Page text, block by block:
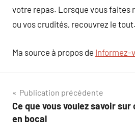
votre repas. Lorsque vous faites
ou vos crudités, recouvrez le tout.
Ma source à propos de Informez-
Navigation
de
Publication précédente
Ce que vous voulez savoir
en bocal